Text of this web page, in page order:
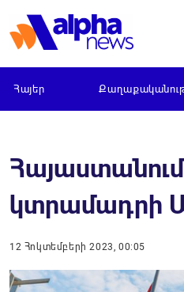
Հայեր
կտրամադրի
12 Հոկտեմբերի 2023, 00:05